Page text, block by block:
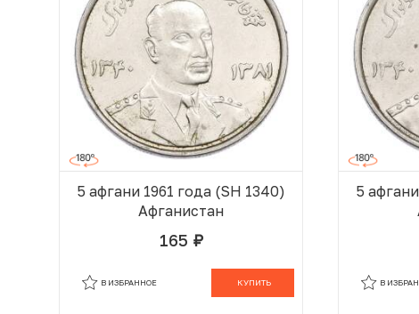
5 афгани 1961 года (SH 1340)
Афганистан
165 руб.
КУПИТЬ
В ИЗБРАННОЕ
5
В